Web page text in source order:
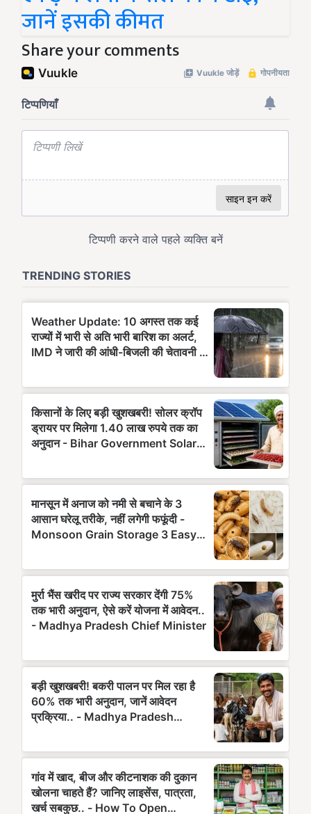
जानें इसकी कीमत
Share your comments